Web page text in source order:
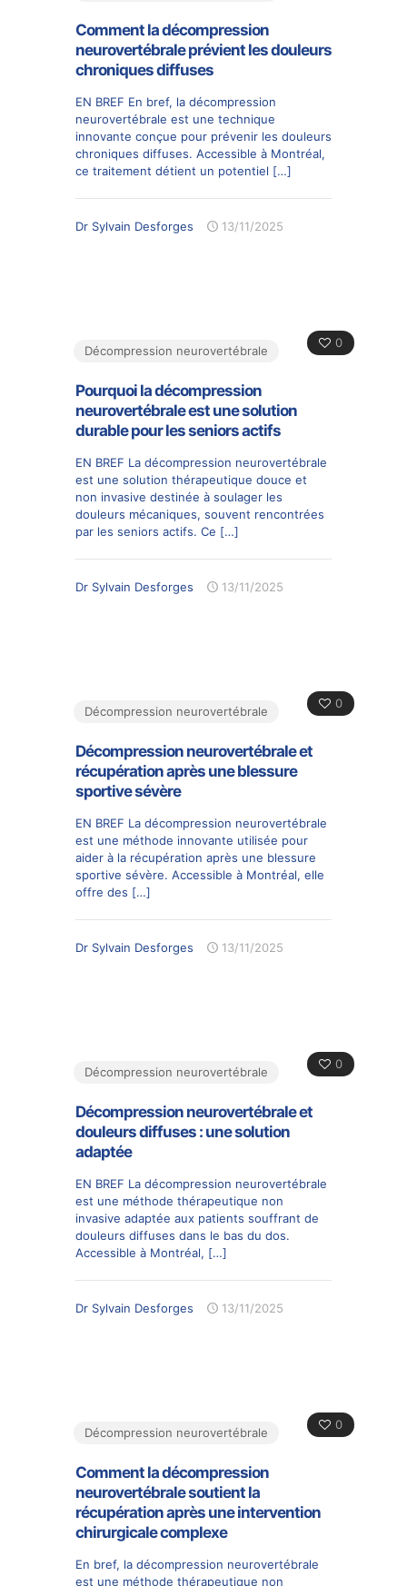
Comment la décompression
neurovertébrale prévient les douleurs
chroniques diffuses
EN BREF En bref, la décompression
neurovertébrale est une technique
innovante conçue pour prévenir les douleurs
chroniques diffuses. Accessible à Montréal,
ce traitement détient un potentiel […]
Dr Sylvain Desforges 13/11/2025
0
Décompression neurovertébrale
Pourquoi la décompression
neurovertébrale est une solution
durable pour les seniors actifs
EN BREF La décompression neurovertébrale
est une solution thérapeutique douce et
non invasive destinée à soulager les
douleurs mécaniques, souvent rencontrées
par les seniors actifs. Ce […]
Dr Sylvain Desforges 13/11/2025
0
Décompression neurovertébrale
Décompression neurovertébrale et
récupération après une blessure
sportive sévère
EN BREF La décompression neurovertébrale
est une méthode innovante utilisée pour
aider à la récupération après une blessure
sportive sévère. Accessible à Montréal, elle
offre des […]
Dr Sylvain Desforges 13/11/2025
0
Décompression neurovertébrale
Décompression neurovertébrale et
douleurs diffuses : une solution
adaptée
EN BREF La décompression neurovertébrale
est une méthode thérapeutique non
invasive adaptée aux patients souffrant de
douleurs diffuses dans le bas du dos.
Accessible à Montréal, […]
Dr Sylvain Desforges 13/11/2025
0
Décompression neurovertébrale
Comment la décompression
neurovertébrale soutient la
récupération après une intervention
chirurgicale complexe
En bref, la décompression neurovertébrale
est une méthode thérapeutique non